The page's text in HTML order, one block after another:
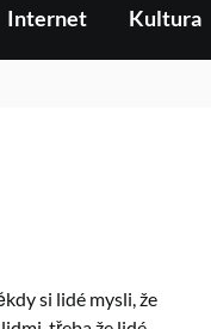
Internet Kultura
si lidé mysli, že